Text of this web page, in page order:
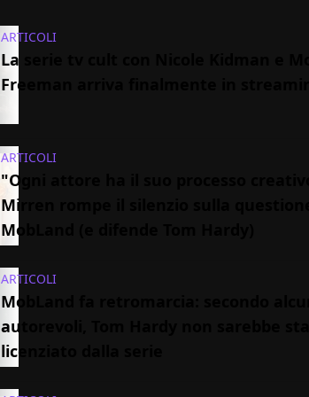
ARTICOLI
La serie tv cult con Nicole Kidman e
Freeman arriva finalmente in
ARTICOLI
"Ogni attore ha il suo processo
Mirren rompe il silenzio sulla questione
MobLand (e difende Tom Hardy)
ARTICOLI
MobLand fa retromarcia: secondo
autorevoli, Tom Hardy non sarebbe
licenziato dalla serie